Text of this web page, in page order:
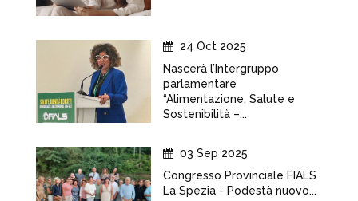
24 Oct 2025
Nascerà l’Intergruppo
parlamentare
“Alimentazione, Salute e
Sostenibilità –...
03 Sep 2025
Congresso Provinciale FIALS
La Spezia - Podestà nuovo...